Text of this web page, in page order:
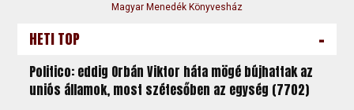
Magyar Menedék Könyvesház
HETI TOP -
Politico: eddig Orbán Viktor háta mögé bújhattak az
uniós államok, most szétesőben az egység (7702)